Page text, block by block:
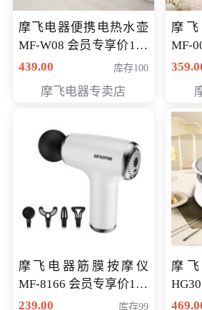
摩飞电器便携电热水壶
MF-W08 会员专享价198
元
439.00 库存100
摩飞电器专卖店
摩
MF-004A 会
168
摩飞电器筋膜按摩仪
MF-8166 会员专享价168
元
239.00 库存99
摩
MF-